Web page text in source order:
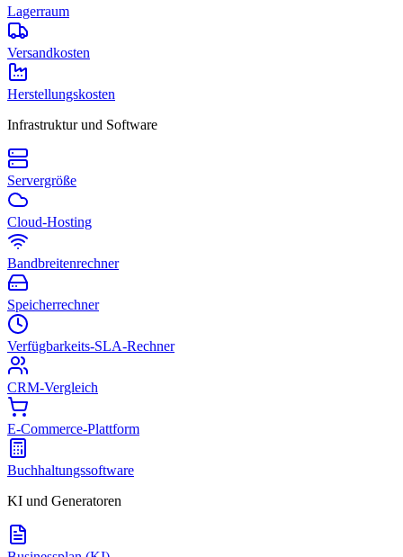
Lagerraum
Versandkosten
Herstellungskosten
Infrastruktur und Software
Servergröße
Cloud-Hosting
Bandbreitenrechner
Speicherrechner
Verfügbarkeits-SLA-Rechner
CRM-Vergleich
E-Commerce-Plattform
Buchhaltungssoftware
KI und Generatoren